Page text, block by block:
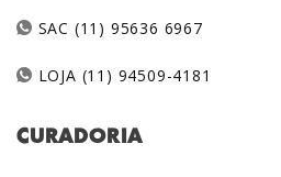
SAC (11) 95636 6967
LOJA (11) 94509-4181
CURADORIA